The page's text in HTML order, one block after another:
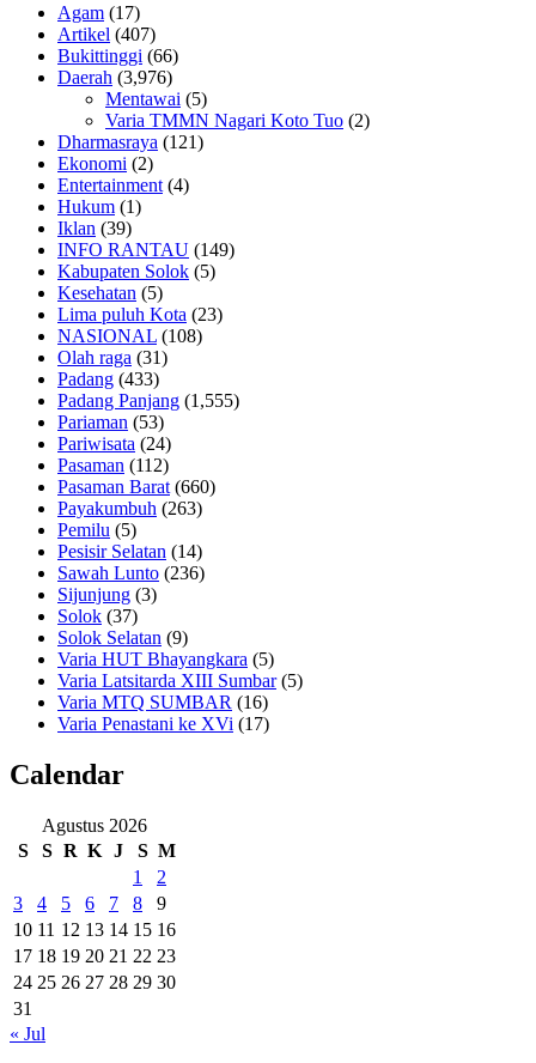
Agam (17)
Artikel (407)
Bukittinggi (66)
Daerah (3,976)
Mentawai (5)
Varia TMMN Nagari Koto Tuo (2)
Dharmasraya (121)
Ekonomi (2)
Entertainment (4)
Hukum (1)
Iklan (39)
INFO RANTAU (149)
Kabupaten Solok (5)
Kesehatan (5)
Lima puluh Kota (23)
NASIONAL (108)
Olah raga (31)
Padang (433)
Padang Panjang (1,555)
Pariaman (53)
Pariwisata (24)
Pasaman (112)
Pasaman Barat (660)
Payakumbuh (263)
Pemilu (5)
Pesisir Selatan (14)
Sawah Lunto (236)
Sijunjung (3)
Solok (37)
Solok Selatan (9)
Varia HUT Bhayangkara (5)
Varia Latsitarda XIII Sumbar(5)
Varia MTQ SUMBAR (16)
Varia Penastani ke XVi (17)
Calendar
Agustus 2026
S
S R K J S M
1
2
3
4 5 6 7 8
9
10 11 12 13 14 15 16
17 18 19 20 21 22 23
24 25 26 27 28 29 30
31
« Jul